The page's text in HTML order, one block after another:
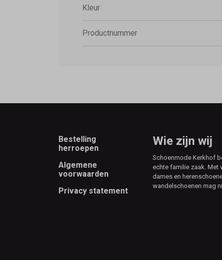
Kleur
Productnummer
Footer
Bestelling
herroepen
Algemene
voorwaarden
Privacy statement
Wie zijn wij
Schoenmode Kerkhof
echte familie zaak. Met
dames en
wandelschoenen mag